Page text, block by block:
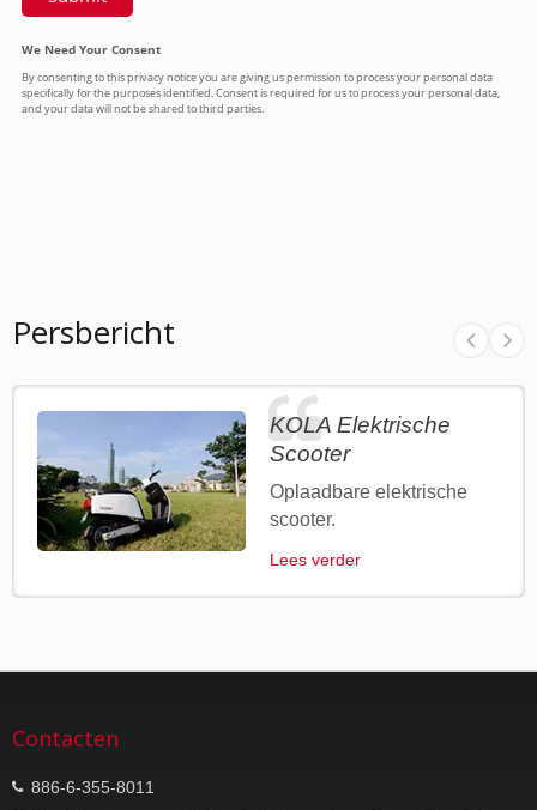
Persbericht
KOLA Elektrische
Scooter
Oplaadbare elektrische
scooter.
Lees verder
Contacten
886-6-355-8011